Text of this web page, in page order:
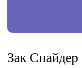
Зак Снайдер